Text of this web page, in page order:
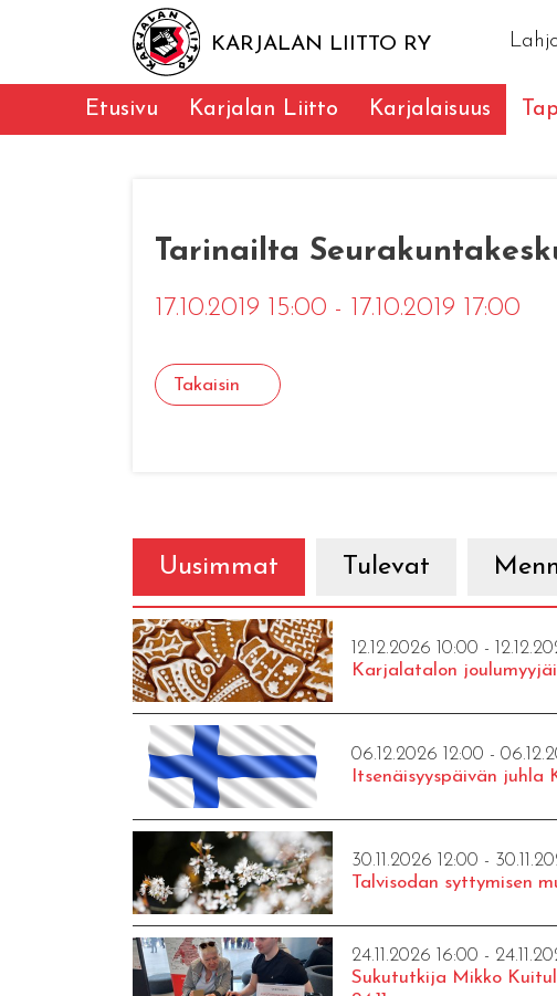
KARJALAN LIITTO RY
Etusivu Karjalan Liitto Karjalaisuus
Tarinailta
17.10.2019 15:00 - 17.10.2019 17:00
Takaisin
Uusimmat Tulevat
12.12.2026 10:00 -
Karjalatalon
06.12.2026 12:00 -
Itsenäisyyspäivän juhla
30.11.2026 12:00 -
Talvisodan syttymisen
24.11.2026 16:00 -
Sukututkija Mikko